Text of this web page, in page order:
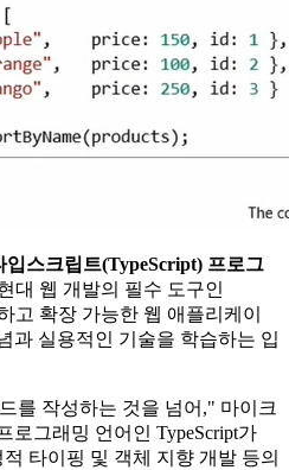
스크립트(TypeScript) 프로그
대 웹 개발의 필수 도구인
고 확장 가능한 웹 애플리케이
과 실용적인 기술을 학습하는 입
를 작성하는 것을 넘어," 마이크
로그래밍 언어인 TypeScript가
타이핑 및 객체 지향 개발 등의